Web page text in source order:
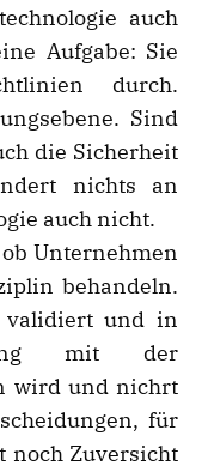
auch
Aufgabe: Sie
durch.
Sind
die Sicherheit
nichts an
auch nicht.
Unternehmen
behandeln.
validiert und in
mit der
wird und nichrt
für
noch Zuversicht